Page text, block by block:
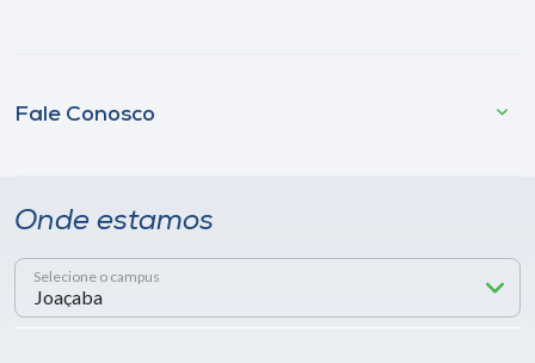
Fale Conosco
Onde estamos
Selecione o campus